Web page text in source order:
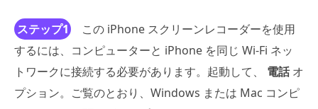
ステップ1
この iPhone スクリーンレコーダーを使用
するには、コンピューターと iPhone を同じ Wi-Fi ネッ
トワークに接続する必要があります。起動して、 電話オ
プション。ご覧のとおり、Windows または Mac コンピ